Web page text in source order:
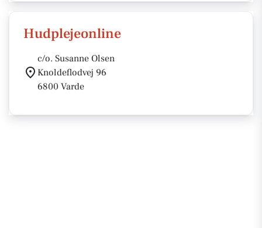
Hudplejeonline
c/o. Susanne Olsen
Knoldeflodvej 96
6800 Varde